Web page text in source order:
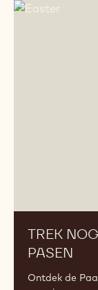
TREK
PASEN
Ontdek de
Trek